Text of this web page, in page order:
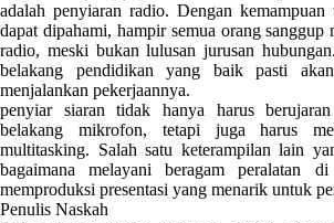
adalah penyiaran radio. Dengan
dapat dipahami, hampir semua orang sanggup
radio, meski bukan lulusan jurusan
belakang pendidikan yang baik pasti
menjalankan pekerjaannya.
penyiar siaran tidak hanya harus
belakang mikrofon, tetapi juga harus
multitasking. Salah satu keterampilan lain
bagaimana melayani beragam peralatan
memproduksi presentasi yang menarik untuk
Penulis Naskah